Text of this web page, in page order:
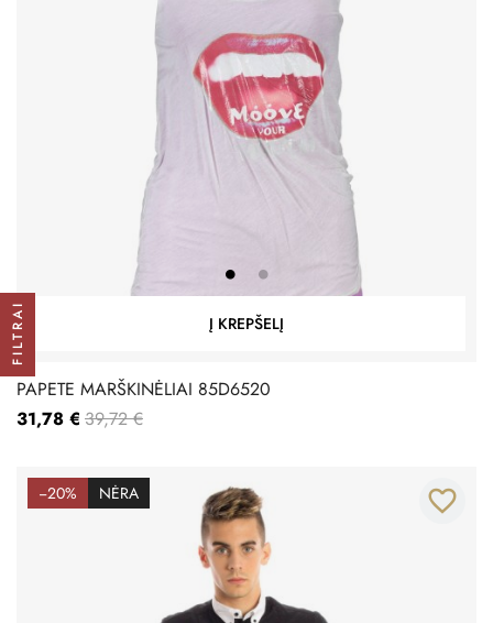
Į KREPŠELĮ
PAPETE MARŠKINĖLIAI 85D6520
31,78 € 39,72 €
−20% NĖRA favorite_border
FILTRAI